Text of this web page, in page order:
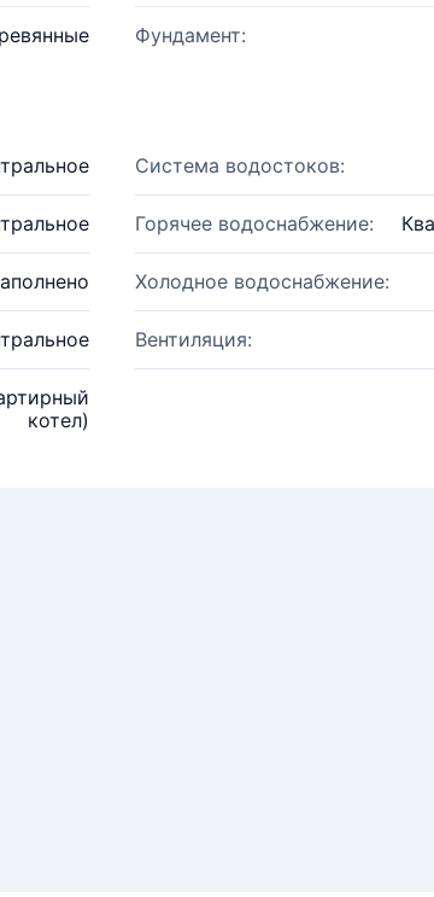
Фундамент:
Система водостоков:
Горячее водоснабжение:
Холодное водоснабжение:
Вентиляция:
котел)